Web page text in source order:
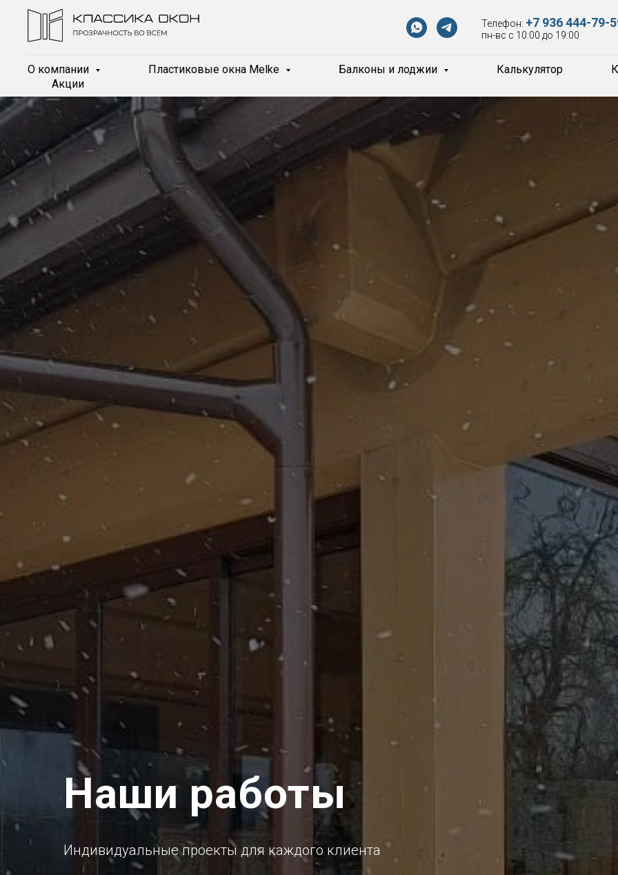
Телефон: +7 936 444-79-
пн-вс с 10:00 до 19:00
О компании Пластиковые окна Melke Балконы и лоджии Калькулятор
Акции
Наши работы
Индивидуальные проекты для каждого клиента